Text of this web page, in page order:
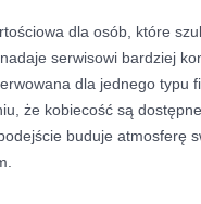
dla osób, które
serwisowi bardziej
dla jednego typu
że kobiecość są
buduje atmosferę